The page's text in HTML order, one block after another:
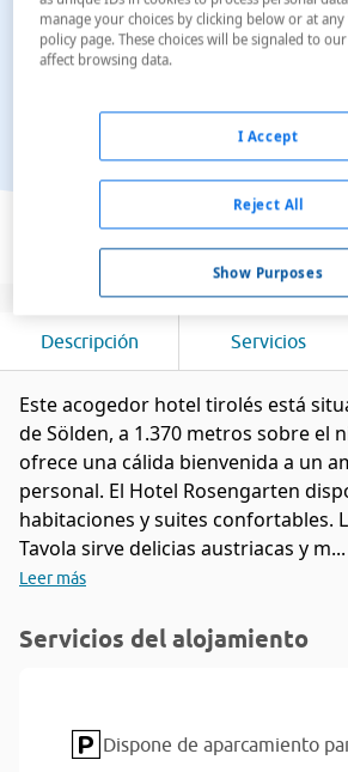
Ver en el mapa
Descripción Servicios
Este acogedor hotel tirolés está
de Sölden, a 1.370 metros sobre el
ofrece una cálida bienvenida a un
personal. El Hotel Rosengarten
habitaciones y suites confortables.
Tavola sirve delicias austriacas y m...
Leer más
Servicios del alojamiento
Dispone de aparcamiento
manage your choices by clicking below or at
policy page. These choices will be signaled to
affect browsing data.
Show Purposes
Reject All
I Accept